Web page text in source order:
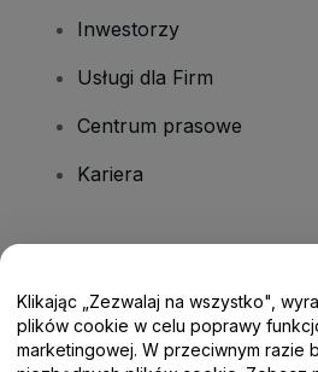
Inwestorzy
Usługi dla Firm
Centrum prasowe
Kariera
Centrum pomocy /
Klikając „Zezwalaj na wszystko",
plików cookie w celu poprawy
marketingowej. W przeciwnym razie